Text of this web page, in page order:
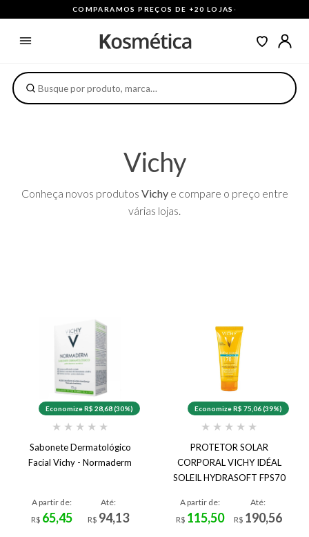
COMPARAMOS PREÇOS DE +20 LOJAS ·
Vichy
Conheça novos produtos Vichye compare o preço entre
várias lojas.
Economize R$ 28,68 (30%)
★ ★ ★ ★ ★
Sabonete Dermatológico
Facial Vichy - Normaderm
A partir de:
R$ 65,45
Até:
R$ 94,13
Economize R$ 75,06 (39%)
★ ★ ★ ★ ★
PROTETOR SOLAR
CORPORAL VICHY IDÉAL
SOLEIL HYDRASOFT FPS70
A partir de:
R$ 115,50
Até:
R$ 190,56